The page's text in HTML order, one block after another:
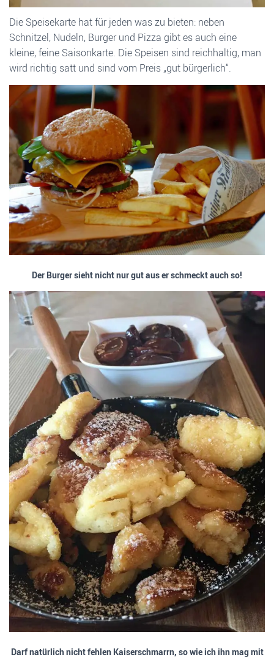
Die Speisekarte hat für jeden was zu bieten: neben
Schnitzel, Nudeln, Burger und Pizza gibt es auch eine
kleine, feine Saisonkarte. Die Speisen sind reichhaltig, man
wird richtig satt und sind vom Preis „gut bürgerlich“.
Der Burger sieht nicht nur gut aus er schmeckt auch so!
Darf natürlich nicht fehlen Kaiserschmarrn, so wie ich ihn mag mit